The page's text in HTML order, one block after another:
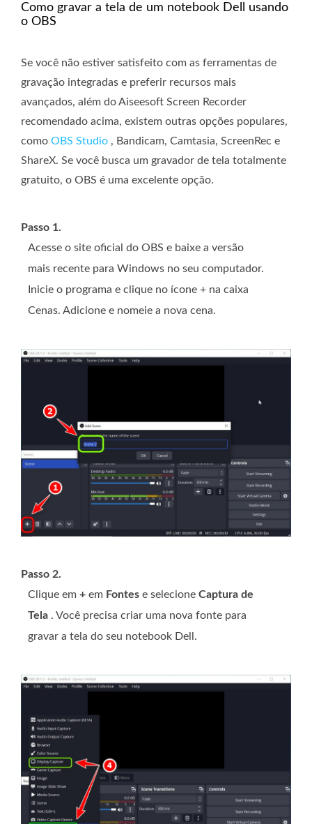
Como gravar a tela de um notebook Dell usando
o OBS
Se você não estiver satisfeito com as ferramentas de
gravação integradas e preferir recursos mais
avançados, além do Aiseesoft Screen Recorder
recomendado acima, existem outras opções populares,
como OBS Studio , Bandicam, Camtasia, ScreenRec e
ShareX. Se você busca um gravador de tela totalmente
gratuito, o OBS é uma excelente opção.
Passo 1.
Acesse o site oficial do OBS e baixe a versão
mais recente para Windows no seu computador.
Inicie o programa e clique no ícone + na caixa
Cenas. Adicione e nomeie a nova cena.
Passo 2.
Clique em + em Fontes e selecione Captura de
Tela . Você precisa criar uma nova fonte para
gravar a tela do seu notebook Dell.